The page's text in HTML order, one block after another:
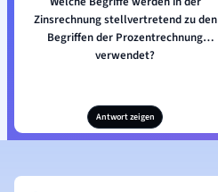
Zinsrechnung stellvertretend zu den
Begriffen der Prozentrechnung
verwendet?
Antwort zeigen